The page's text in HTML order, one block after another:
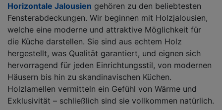
Horizontale Jalousien gehören zu den beliebtesten
Fensterabdeckungen. Wir beginnen mit Holzjalousien,
welche eine moderne und attraktive Möglichkeit für
die Küche darstellen. Sie sind aus echtem Holz
hergestellt, was Qualität garantiert, und eignen sich
hervorragend für jeden Einrichtungsstil, von modernen
Häusern bis hin zu skandinavischen Küchen.
Holzlamellen vermitteln ein Gefühl von Wärme und
Exklusivität – schließlich sind sie vollkommen natürlich.